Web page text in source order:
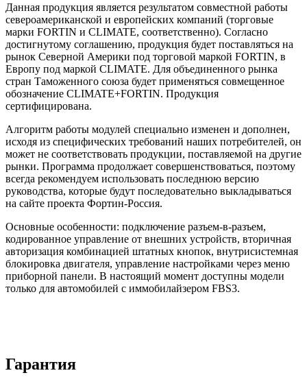
Данная продукция является результатом совместной работы
североамериканской и европейских компаний (торговые
марки FORTIN и CLIMATE, соответственно). Согласно
достигнутому соглашению, продукция будет поставляться на
рынок Северной Америки под торговой маркой FORTIN, в
Европу под маркой CLIMATE. Для объединенного рынка
стран Таможенного союза будет применяться совмещенное
обозначение CLIMATE+FORTIN. Продукция
сертифицирована.
Алгоритм работы модулей специально изменен и дополнен,
исходя из специфических требований наших потребителей, он
может не соответствовать продукции, поставляемой на другие
рынки. Программа продолжает совершенствоваться, поэтому
всегда рекомендуем использовать последнюю версию
руководства, которые будут последовательно выкладываться
на сайте проекта Фортин-Россия.
Основные особенности: подключение разъем-в-разъем,
кодированное управление от внешних устройств, вторичная
авторизация комбинацией штатных кнопок, внутрисистемная
блокировка двигателя, управление настройками через меню
приборной панели. В настоящий момент доступны модели
только для автомобилей с иммобилайзером FBS3.
Гарантия